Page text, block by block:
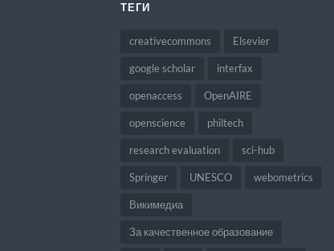
ТЕГИ
creativecommons Elsevier
google scholar interfax
openaccess OpenAIRE
openscience philtech
research evaluation sci-hub
Springer UNESCO webometrics
Викимедиа
За качественное образование